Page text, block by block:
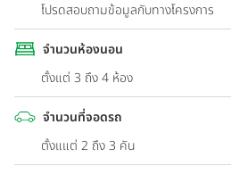
โปรดสอบถามข้อมูลกับทางโครงการ
จำนวนห้องนอน
ตั้งแต่ 3 ถึง 4 ห้อง
จำนวนที่จอดรถ
ตั้งแแต่ 2 ถึง 3 คัน